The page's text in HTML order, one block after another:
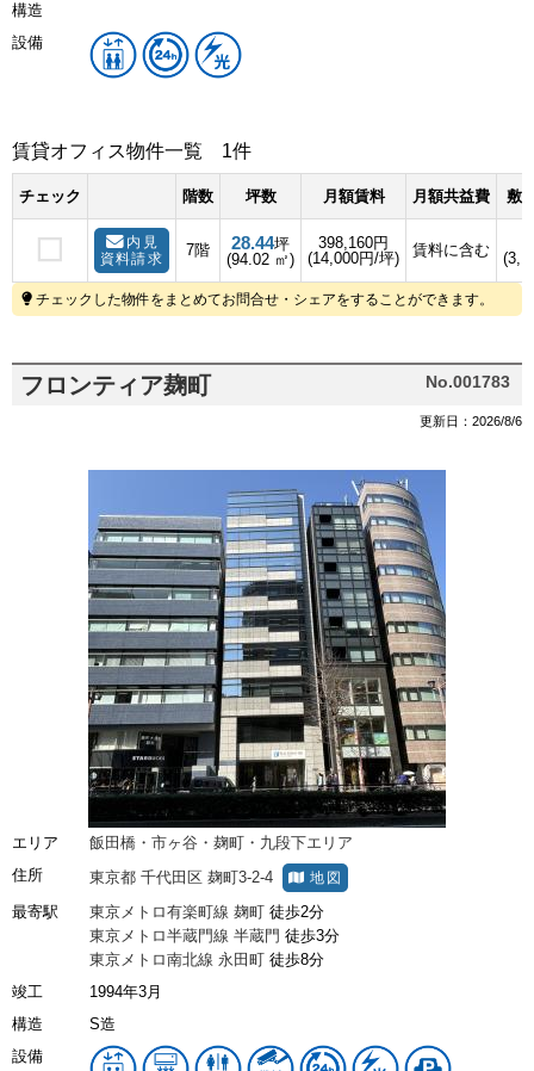
構造
設備
賃貸オフィス物件一覧 1件
チェック 階数 坪数 月額賃料 月額共益費 敷
内見
資料請求
7階 28.44坪
(94.02 ㎡)
398,160円
(14,000円/坪)
賃料に含む
チェックした物件をまとめてお問合せ・シェアをすることができます。
フロンティア麹町 No.001783
更新日：2026/8/6
エリア
飯田橋・市ヶ谷・麹町・九段下エリア
住所
東京都 千代田区 麹町3-2-4 地図
最寄駅 東京メトロ有楽町線 麹町 徒歩2分
東京メトロ半蔵門線 半蔵門 徒歩3分
東京メトロ南北線 永田町 徒歩8分
竣工
1994年3月
構造
S造
設備